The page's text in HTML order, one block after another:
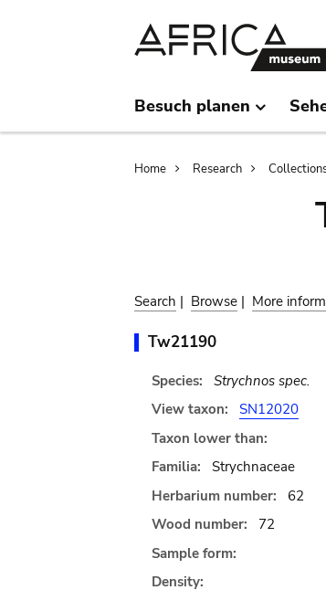
Besuch planen
Breadcrumb
Home Research
Search | Browse | More
Tw21190
Species:
Strychnos spec.
View taxon:
SN12020
Taxon lower than:
Familia:
Strychnaceae
Herbarium number:
62
Wood number:
72
Sample form:
Density: